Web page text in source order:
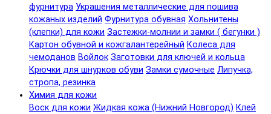
фурнитура Украшения металлические для пошива
кожаных изделий Фурнитура обувная Хольнитены
(клепки) для кожи Застежки-молнии и замки ( бегунки )
Картон обувной и кожгалантерейный Колеса для
чемоданов Войлок Заготовки для ключей и кольца
Крючки для шнурков обуви Замки сумочные Липучка,
стропа, резинка
Химия для кожи
Воск для кожи Жидкая кожа (Нижний Новгород) Клей